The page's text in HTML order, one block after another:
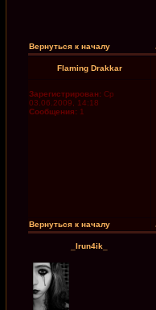
Вернуться к началу
Flaming Drakkar
Зарегистрирован: Ср
03.06.2009, 14:18
Сообщения: 1
Вернуться к началу
_Irun4ik_